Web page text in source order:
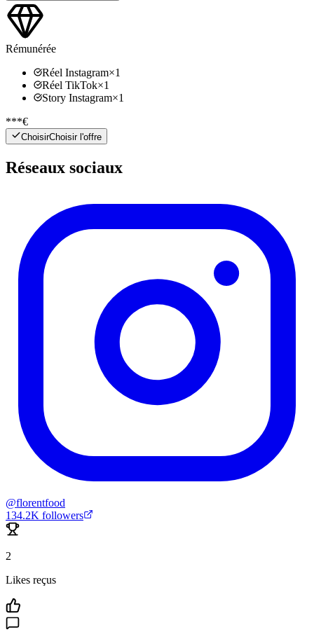
Rémunérée
Réel Instagram×1
Réel TikTok×1
Story Instagram×1
***€
ChoisirChoisir l'offre
Réseaux sociaux
@florentfood
134.2K followers
2
Likes reçus